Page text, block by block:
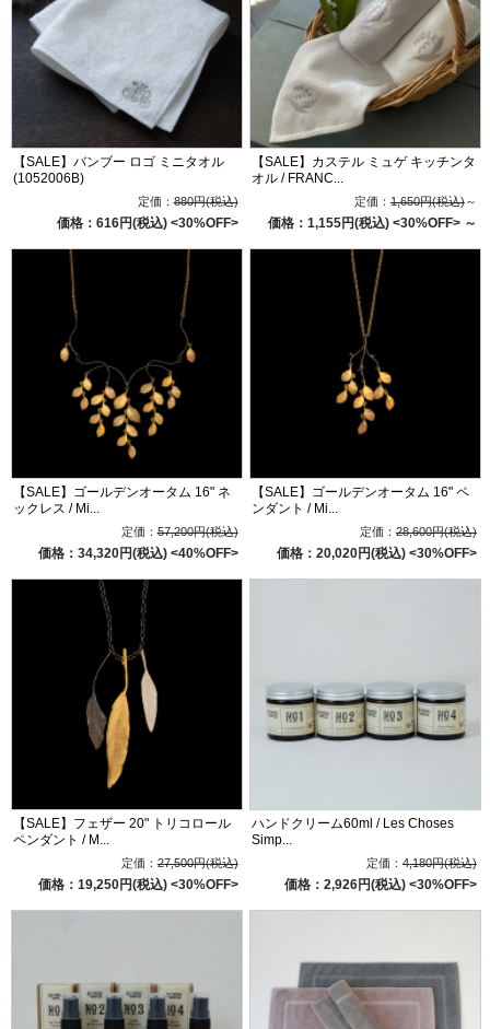
【SALE】バンブー ロゴ ミニタオル
(1052006B)
定価：880円(税込)
価格：616円(税込) <30%OFF>
【SALE】カステル ミュゲ キッチンタ
オル / FRANC...
定価： 1,650円(税込)～
価格：1,155円(税込) <30%OFF> ～
【SALE】ゴールデンオータム 16" ネ
ックレス / Mi...
定価：57,200円(税込)
価格：34,320円(税込) <40%OFF>
【SALE】ゴールデンオータム 16" ペ
ンダント / Mi...
定価： 28,600円(税込)
価格：20,020円(税込) <30%OFF>
【SALE】フェザー 20" トリコロール
ペンダント / M...
定価：27,500円(税込)
価格：19,250円(税込) <30%OFF>
ハンドクリーム60ml / Les Choses
Simp...
定価： 4,180円(税込)
価格：2,926円(税込) <30%OFF>